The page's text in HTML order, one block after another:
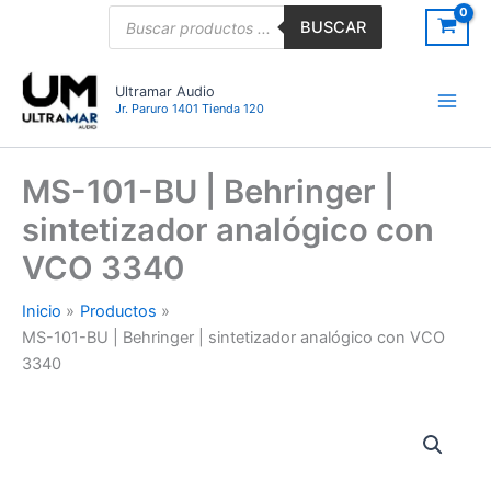
BUSCAR
Ultramar Audio
Jr. Paruro 1401 Tienda 120
MS-101-BU | Behringer |
sintetizador analógico con
VCO 3340
Inicio
Productos
MS-101-BU | Behringer | sintetizador analógico con VCO
3340